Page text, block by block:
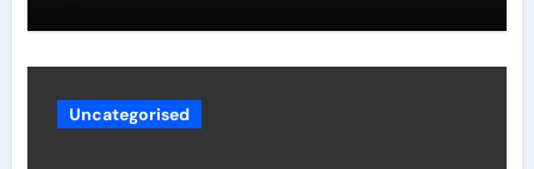
Uncategorised